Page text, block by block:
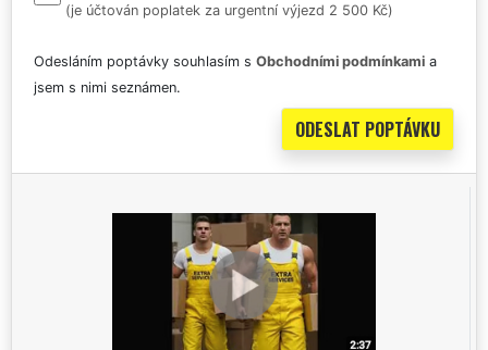
(je účtován poplatek za urgentní výjezd 2 500 Kč)
Odesláním poptávky souhlasím s Obchodními podmínkami a
jsem s nimi seznámen.